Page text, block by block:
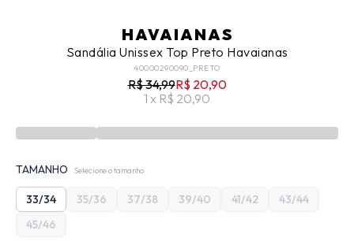
HAVAIANAS
Sandália Unissex Top Preto Havaianas
40000290090_PRETO
R$ 34,99R$ 20,90
1 x R$ 20,90
TAMANHO Selecione o tamanho
33/34 35/36 37/38 39/40 41/42
43/44
45/46